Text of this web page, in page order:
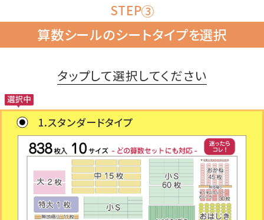
STEP 3
算数シールのシートタイプを選択
タップして選択してください
1.スタンダードタイプ